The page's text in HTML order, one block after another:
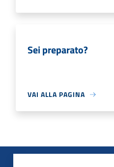
Sei preparato?
VAI ALLA PAGINA